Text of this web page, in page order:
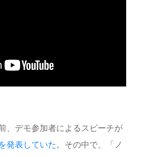
、デモ参加者によるスピーチが
発表していた。その中で、「ノ